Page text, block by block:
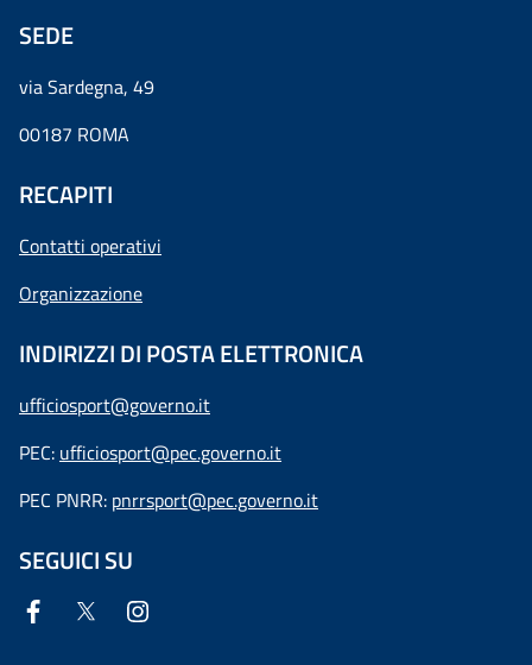
SEDE
via Sardegna, 49
00187 ROMA
RECAPITI
Contatti operativi
Organizzazione
INDIRIZZI DI POSTA ELETTRONICA
ufficiosport@governo.it
PEC: ufficiosport@pec.governo.it
PEC PNRR: pnrrsport@pec.governo.it
SEGUICI SU